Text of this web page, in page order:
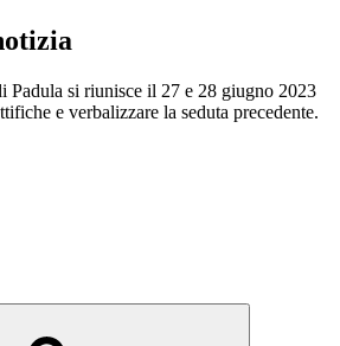
Padula si riunisce il 27 e 28 giugno 2023
e verbalizzare la seduta precedente.